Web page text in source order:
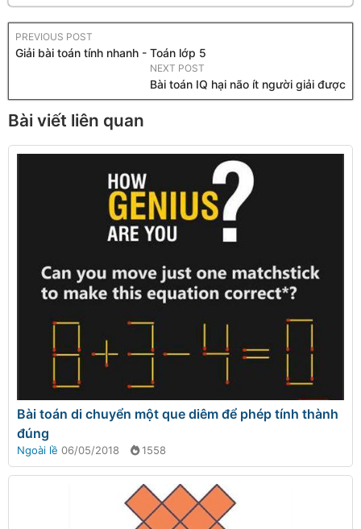
PREVIOUS POST
Giải bài toán tính nhanh - Toán lớp 5
NEXT POST
Bài toán IQ hại não ít người giải được
Bài viết liên quan
Bài toán di chuyển một que diêm để phép tính thành
đúng
Ngoài lề 06/05/2018 1558